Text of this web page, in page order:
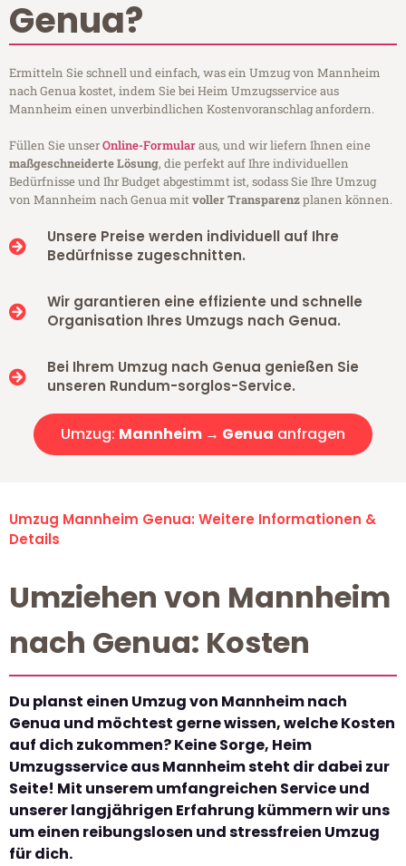
Genua?
Ermitteln Sie schnell und einfach, was ein Umzug von Mannheim
nach Genua kostet, indem Sie bei Heim Umzugsservice aus
Mannheim einen unverbindlichen Kostenvoranschlag anfordern.
Füllen Sie unserOnline-Formularaus, und wir liefern Ihnen eine
maßgeschneiderte Lösung, die perfekt auf Ihre individuellen
Bedürfnisse und Ihr Budget abgestimmt ist, sodass Sie Ihre Umzug
von Mannheim nach Genua mitvoller Transparenzplanen können.
Unsere Preise werden individuell auf Ihre
Bedürfnisse zugeschnitten.
Wir garantieren eine effiziente und schnelle
Organisation Ihres Umzugs nach Genua.
Bei Ihrem Umzug nach Genua genießen Sie
unseren Rundum-sorglos-Service.
Umzug: Mannheim → Genua anfragen
Umzug Mannheim Genua: Weitere Informationen &
Details
Umziehen von Mannheim
nach Genua: Kosten
Du planst einen Umzug von Mannheim nach
Genua und möchtest gerne wissen, welche Kosten
auf dich zukommen? Keine Sorge, Heim
Umzugsservice aus Mannheim steht dir dabei zur
Seite! Mit unserem umfangreichen Service und
unserer langjährigen Erfahrung kümmern wir uns
um einen reibungslosen und stressfreien Umzug
für dich.